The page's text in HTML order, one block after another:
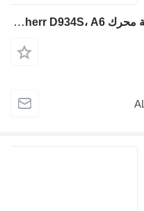
مجموعة الأسطوانات Liebherr كتلة محرك Liebherr D934S، A6 لـ آلات البناء